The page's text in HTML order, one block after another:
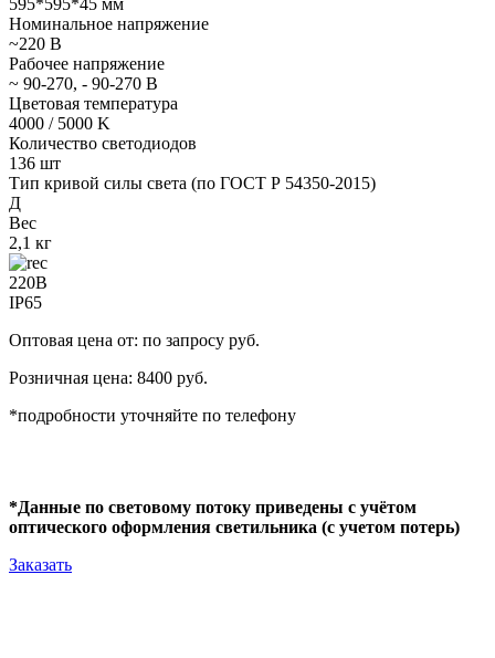
595*595*45 мм
Номинальное напряжение
~220 В
Рабочее напряжение
~ 90-270, - 90-270 В
Цветовая температура
4000 / 5000 K
Количество светодиодов
136 шт
Тип кривой силы света (по ГОСТ Р 54350-2015)
Д
Вес
2,1 кг
220В
IP65
Оптовая цена от: по запросу руб.
Розничная цена: 8400 руб.
*подробности уточняйте по телефону
*Данные по световому потоку приведены с учётом
оптического оформления светильника (с учетом потерь)
Заказать